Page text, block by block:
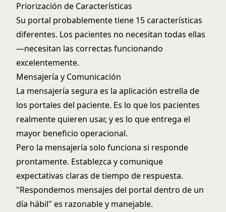
Priorización de Características
Su portal probablemente tiene 15 características
diferentes. Los pacientes no necesitan todas ellas
—necesitan las correctas funcionando
excelentemente.
Mensajería y Comunicación
La mensajería segura es la aplicación estrella de
los portales del paciente. Es lo que los pacientes
realmente quieren usar, y es lo que entrega el
mayor beneficio operacional.
Pero la mensajería solo funciona si responde
prontamente. Establezca y comunique
expectativas claras de tiempo de respuesta.
"Respondemos mensajes del portal dentro de un
día hábil" es razonable y manejable.